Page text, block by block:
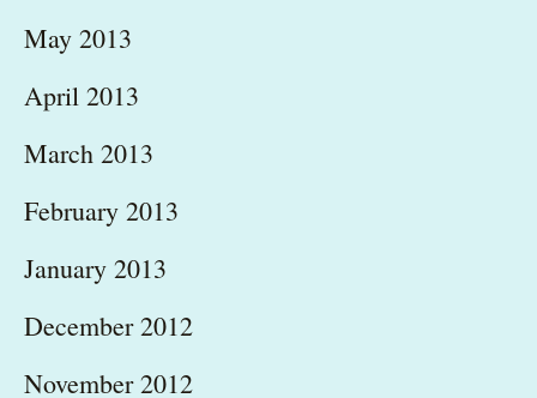
May 2013
April 2013
March 2013
February 2013
January 2013
December 2012
November 2012